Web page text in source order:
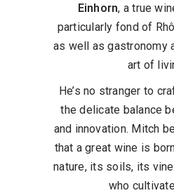
Einhorn, a true
particularly fond of
as well as gastronomy
art of
He’s no stranger to
the delicate balance
and innovation. Mitch
that a great wine is
nature, its soils, its
who